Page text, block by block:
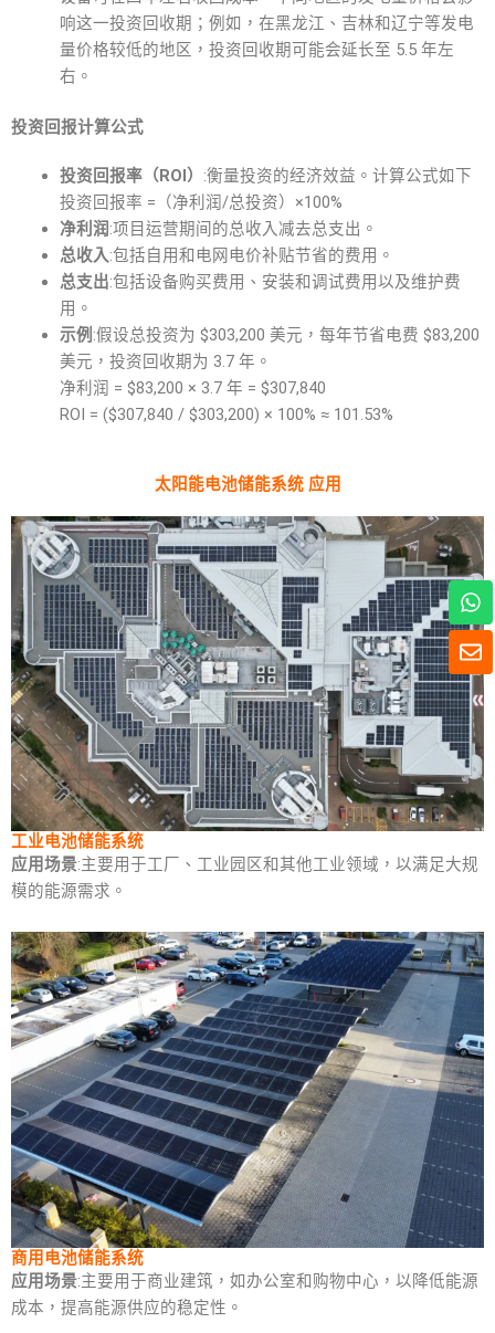
响这一投资回收期；例如，在黑龙江、吉林和辽宁等发电
量价格较低的地区，投资回收期可能会延长至 5.5 年左
右。
投资回报计算公式
投资回报率（ROI） :衡量投资的经济效益。计算公式如下
投资回报率 =（净利润/总投资）×100%
净利润:项目运营期间的总收入减去总支出。
总收入:包括自用和电网电价补贴节省的费用。
总支出:包括设备购买费用、安装和调试费用以及维护费
用。
示例 :假设总投资为 $303,200 美元，每年节省电费 $83,200
美元，投资回收期为 3.7 年。
净利润 = $83,200 × 3.7 年 = $307,840
ROI = ($307,840 / $303,200) × 100% ≈ 101.53%
太阳能电池储能系统 应用
工业电池储能系统
应用场景:主要用于工厂、工业园区和其他工业领域，以满足大规
模的能源需求。
商用电池储能系统
应用场景:主要用于商业建筑，如办公室和购物中心，以降低能源
成本，提高能源供应的稳定性。
信
封
W
h
a
t
s
A
p
p